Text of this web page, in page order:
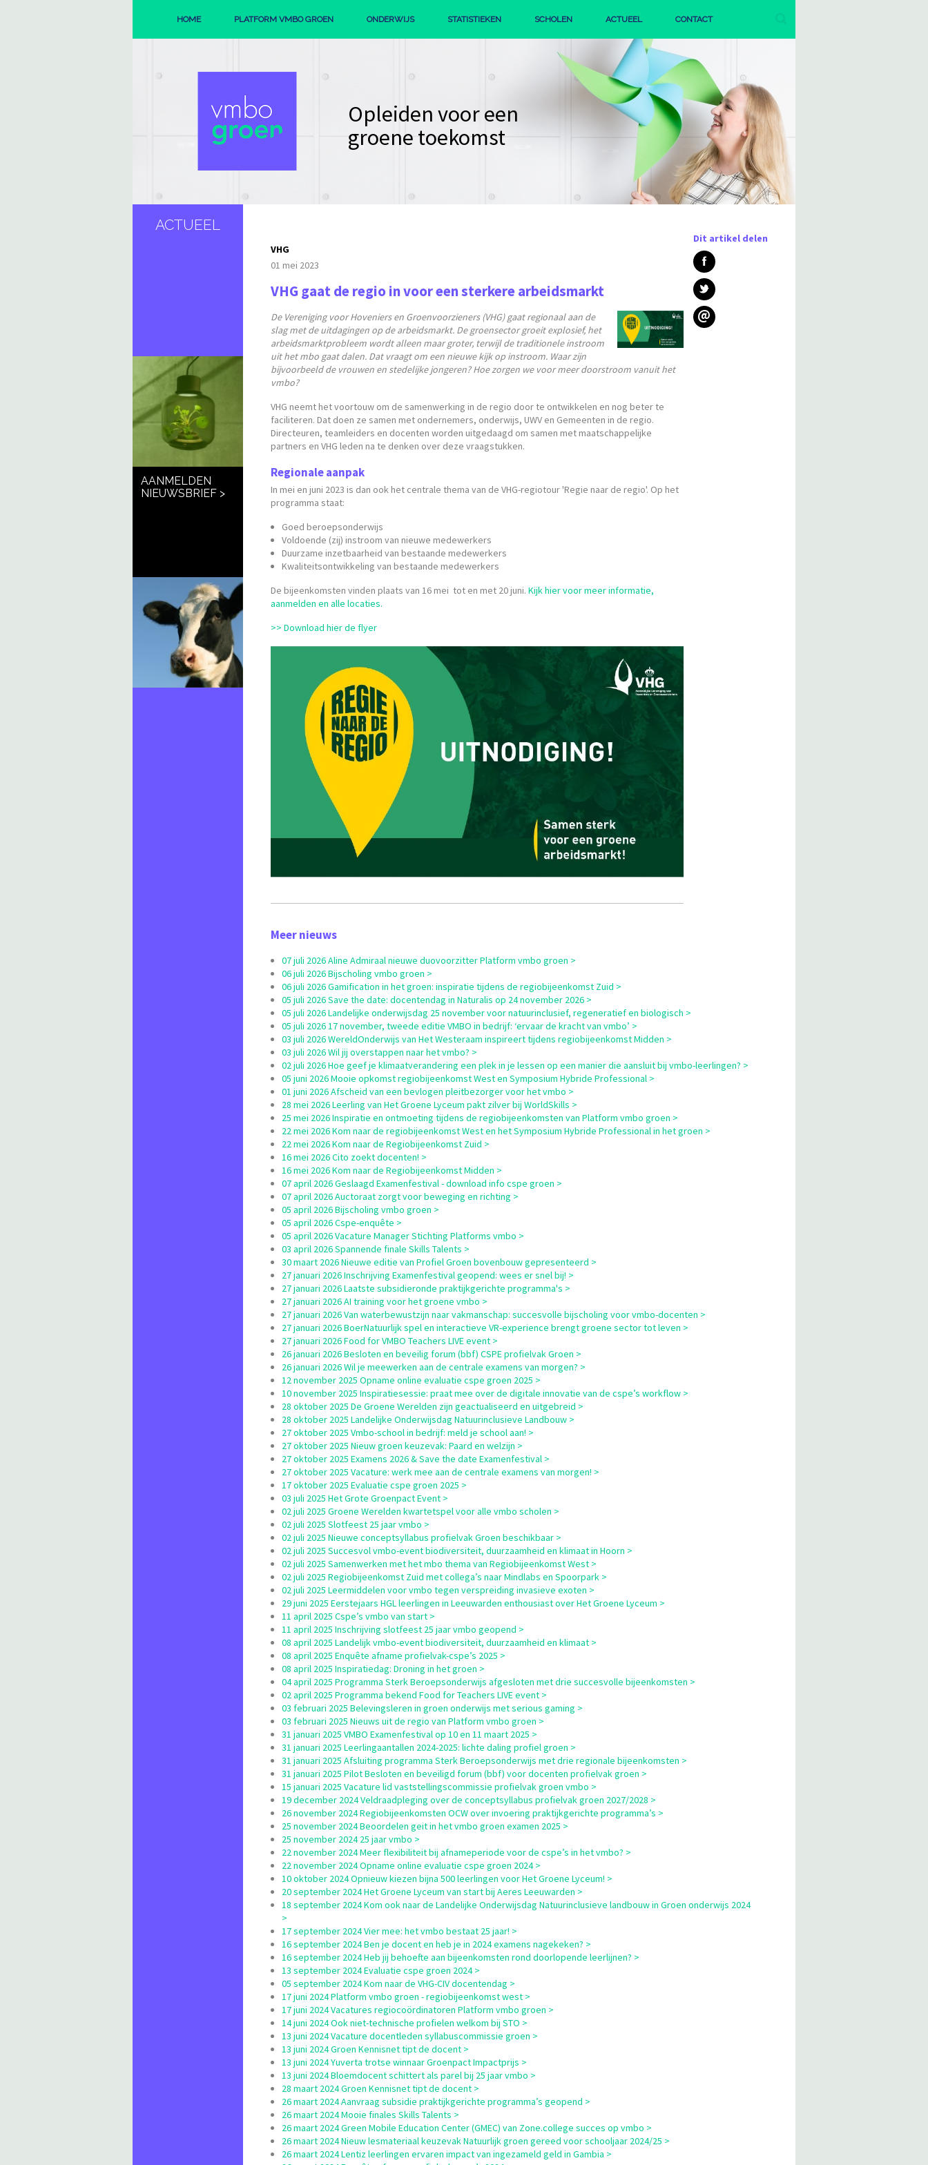
HOME PLATFORM VMBO GROEN
REGIO'S
ONDERWIJS STATISTIEKEN SCHOLEN ACTUEEL
AGENDA
PUBLICATIES
CONTACT
Opleiden voor een
groene toekomst
ACTUEEL
AANMELDEN
NIEUWSBRIEF >
VHG
01 mei 2023
VHG gaat de regio in voor een sterkere arbeidsmarkt
De Vereniging voor Hoveniers en Groenvoorzieners (VHG) gaat regionaal aan de
slag met de uitdagingen op de arbeidsmarkt. De groensector groeit explosief, het
arbeidsmarktprobleem wordt alleen maar groter, terwijl de traditionele instroom
uit het mbo gaat dalen. Dat vraagt om een nieuwe kijk op instroom. Waar zijn
bijvoorbeeld de vrouwen en stedelijke jongeren? Hoe zorgen we voor meer doorstroom vanuit het
vmbo?
VHG neemt het voortouw om de samenwerking in de regio door te ontwikkelen en nog beter te
faciliteren. Dat doen ze samen met ondernemers, onderwijs, UWV en Gemeenten in de regio.
Directeuren, teamleiders en docenten worden uitgedaagd om samen met maatschappelijke
partners en VHG leden na te denken over deze vraagstukken.
Regionale aanpak
In mei en juni 2023 is dan ook het centrale thema van de VHG-regiotour 'Regie naar de regio'. Op het
programma staat:
Goed beroepsonderwijs
Voldoende (zij) instroom van nieuwe medewerkers
Duurzame inzetbaarheid van bestaande medewerkers
Kwaliteitsontwikkeling van bestaande medewerkers
De bijeenkomsten vinden plaats van 16 mei tot en met 20 juni. Kijk hier voor meer informatie,
aanmelden en alle locaties.
>> Download hier de flyer
Dit artikel delen
@
Meer nieuws
07 juli 2026 Aline Admiraal nieuwe duovoorzitter Platform vmbo groen >
06 juli 2026 Bijscholing vmbo groen >
06 juli 2026 Gamification in het groen: inspiratie tijdens de regiobijeenkomst Zuid >
05 juli 2026 Save the date: docentendag in Naturalis op 24 november 2026 >
05 juli 2026 Landelijke onderwijsdag 25 november voor natuurinclusief, regeneratief en biologisch >
05 juli 2026 17 november, tweede editie VMBO in bedrijf: ‘ervaar de kracht van vmbo’ >
03 juli 2026 WereldOnderwijs van Het Westeraam inspireert tijdens regiobijeenkomst Midden >
03 juli 2026 Wil jij overstappen naar het vmbo? >
02 juli 2026 Hoe geef je klimaatverandering een plek in je lessen op een manier die aansluit bij vmbo-leerlingen? >
05 juni 2026 Mooie opkomst regiobijeenkomst West en Symposium Hybride Professional >
01 juni 2026 Afscheid van een bevlogen pleitbezorger voor het vmbo >
28 mei 2026 Leerling van Het Groene Lyceum pakt zilver bij WorldSkills >
25 mei 2026 Inspiratie en ontmoeting tijdens de regiobijeenkomsten van Platform vmbo groen >
22 mei 2026 Kom naar de regiobijeenkomst West en het Symposium Hybride Professional in het groen >
22 mei 2026 Kom naar de Regiobijeenkomst Zuid >
16 mei 2026 Cito zoekt docenten! >
16 mei 2026 Kom naar de Regiobijeenkomst Midden >
07 april 2026 Geslaagd Examenfestival - download info cspe groen >
07 april 2026 Auctoraat zorgt voor beweging en richting >
05 april 2026 Bijscholing vmbo groen >
05 april 2026 Cspe-enquête >
05 april 2026 Vacature Manager Stichting Platforms vmbo >
03 april 2026 Spannende finale Skills Talents >
30 maart 2026 Nieuwe editie van Profiel Groen bovenbouw gepresenteerd >
27 januari 2026 Inschrijving Examenfestival geopend: wees er snel bij! >
27 januari 2026 Laatste subsidieronde praktijkgerichte programma's >
27 januari 2026 AI training voor het groene vmbo >
27 januari 2026 Van waterbewustzijn naar vakmanschap: succesvolle bijscholing voor vmbo-docenten >
27 januari 2026 BoerNatuurlijk spel en interactieve VR-experience brengt groene sector tot leven >
27 januari 2026 Food for VMBO Teachers LIVE event >
26 januari 2026 Besloten en beveilig forum (bbf) CSPE profielvak Groen >
26 januari 2026 Wil je meewerken aan de centrale examens van morgen? >
12 november 2025 Opname online evaluatie cspe groen 2025 >
10 november 2025 Inspiratiesessie: praat mee over de digitale innovatie van de cspe’s workflow >
28 oktober 2025 De Groene Werelden zijn geactualiseerd en uitgebreid >
28 oktober 2025 Landelijke Onderwijsdag Natuurinclusieve Landbouw >
27 oktober 2025 Vmbo-school in bedrijf: meld je school aan! >
27 oktober 2025 Nieuw groen keuzevak: Paard en welzijn >
27 oktober 2025 Examens 2026 & Save the date Examenfestival >
27 oktober 2025 Vacature: werk mee aan de centrale examens van morgen! >
17 oktober 2025 Evaluatie cspe groen 2025 >
03 juli 2025 Het Grote Groenpact Event >
02 juli 2025 Groene Werelden kwartetspel voor alle vmbo scholen >
02 juli 2025 Slotfeest 25 jaar vmbo >
02 juli 2025 Nieuwe conceptsyllabus profielvak Groen beschikbaar >
02 juli 2025 Succesvol vmbo-event biodiversiteit, duurzaamheid en klimaat in Hoorn >
02 juli 2025 Samenwerken met het mbo thema van Regiobijeenkomst West >
02 juli 2025 Regiobijeenkomst Zuid met collega’s naar Mindlabs en Spoorpark >
02 juli 2025 Leermiddelen voor vmbo tegen verspreiding invasieve exoten >
29 juni 2025 Eerstejaars HGL leerlingen in Leeuwarden enthousiast over Het Groene Lyceum >
11 april 2025 Cspe’s vmbo van start >
11 april 2025 Inschrijving slotfeest 25 jaar vmbo geopend >
08 april 2025 Landelijk vmbo-event biodiversiteit, duurzaamheid en klimaat >
08 april 2025 Enquête afname profielvak-cspe’s 2025 >
08 april 2025 Inspiratiedag: Droning in het groen >
04 april 2025 Programma Sterk Beroepsonderwijs afgesloten met drie succesvolle bijeenkomsten >
02 april 2025 Programma bekend Food for Teachers LIVE event >
03 februari 2025 Belevingsleren in groen onderwijs met serious gaming >
03 februari 2025 Nieuws uit de regio van Platform vmbo groen >
31 januari 2025 VMBO Examenfestival op 10 en 11 maart 2025 >
31 januari 2025 Leerlingaantallen 2024-2025: lichte daling profiel groen >
31 januari 2025 Afsluiting programma Sterk Beroepsonderwijs met drie regionale bijeenkomsten >
31 januari 2025 Pilot Besloten en beveiligd forum (bbf) voor docenten profielvak groen >
15 januari 2025 Vacature lid vaststellingscommissie profielvak groen vmbo >
19 december 2024 Veldraadpleging over de conceptsyllabus profielvak groen 2027/2028 >
26 november 2024 Regiobijeenkomsten OCW over invoering praktijkgerichte programma’s >
25 november 2024 Beoordelen geit in het vmbo groen examen 2025 >
25 november 2024 25 jaar vmbo >
22 november 2024 Meer flexibiliteit bij afnameperiode voor de cspe’s in het vmbo? >
22 november 2024 Opname online evaluatie cspe groen 2024 >
10 oktober 2024 Opnieuw kiezen bijna 500 leerlingen voor Het Groene Lyceum! >
20 september 2024 Het Groene Lyceum van start bij Aeres Leeuwarden >
18 september 2024 Kom ook naar de Landelijke Onderwijsdag Natuurinclusieve landbouw in Groen onderwijs 2024
>
17 september 2024 Vier mee: het vmbo bestaat 25 jaar! >
16 september 2024 Ben je docent en heb je in 2024 examens nagekeken? >
16 september 2024 Heb jij behoefte aan bijeenkomsten rond doorlopende leerlijnen? >
13 september 2024 Evaluatie cspe groen 2024 >
05 september 2024 Kom naar de VHG-CIV docentendag >
17 juni 2024 Platform vmbo groen - regiobijeenkomst west >
17 juni 2024 Vacatures regiocoördinatoren Platform vmbo groen >
14 juni 2024 Ook niet-technische profielen welkom bij STO >
13 juni 2024 Vacature docentleden syllabuscommissie groen >
13 juni 2024 Groen Kennisnet tipt de docent >
13 juni 2024 Yuverta trotse winnaar Groenpact Impactprijs >
13 juni 2024 Bloemdocent schittert als parel bij 25 jaar vmbo >
28 maart 2024 Groen Kennisnet tipt de docent >
26 maart 2024 Aanvraag subsidie praktijkgerichte programma’s geopend >
26 maart 2024 Mooie finales Skills Talents >
26 maart 2024 Green Mobile Education Center (GMEC) van Zone.college succes op vmbo >
26 maart 2024 Nieuw lesmateriaal keuzevak Natuurlijk groen gereed voor schooljaar 2024/25 >
26 maart 2024 Lentiz leerlingen ervaren impact van ingezameld geld in Gambia >